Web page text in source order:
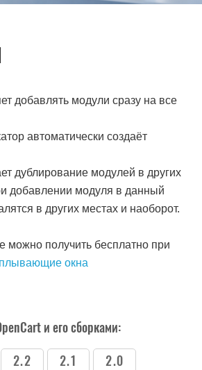
добавлять модули сразу на все
автоматически создаёт
дублирование модулей в других
добавлении модуля в данный
в других местах и наоборот.
можно получить бесплатно при
окна
и его сборками:
2.2 2.1
2.0